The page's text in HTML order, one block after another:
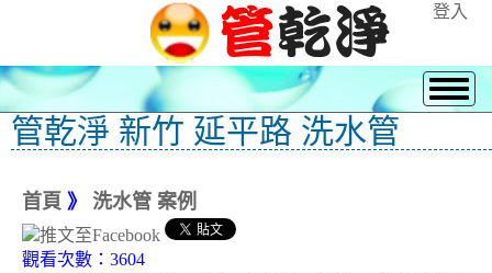
登入
管乾淨 新竹 延平路 洗水管
首頁 》 洗水管 案例
觀看次數：3604